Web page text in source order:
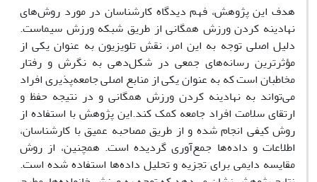
هدف این پژوهش، فهم دیدگاه کارشناسان در مورد روش‌های
نهادینه کردن ورزش همگانی از طریق شبکه ورزش سیماست.
دلیل اصلی توجه به این امر، نقش تلویزیون به عنوان یکی از
مؤثرترین رسانه‌های جمعی در شکل‌دهی به نگرش و رفتار
مخاطبان است که به عنوان یکی از منابع اصلی جامعه‌پذیری افراد
می‌تواند به نهادینه کردن ورزش همگانی و در نتیجه حفظ و
ارتقای سلامت افراد جامعه کمک کند.این پژوهش با استفاده از
روش کیفی انجام شده و از طریق مصاحبه عمیق با کارشناسان،
اطلاعات و داده‌ها جمع‌آوری گردیده است. همچنین، از روش
مقایسه دایمی برای تجزیه و تحلیل داده‌ها استفاده شده است.